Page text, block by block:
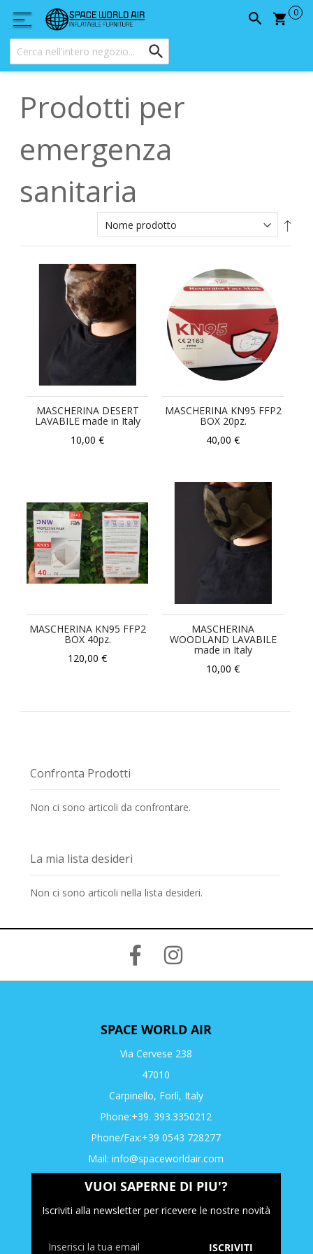
Prodotti per
emergenza
sanitaria
MASCHERINA DESERT
LAVABILE made in Italy
10,00 €
MASCHERINA KN95 FFP2
BOX 20pz.
40,00 €
MASCHERINA KN95 FFP2
BOX 40pz.
120,00 €
MASCHERINA
WOODLAND LAVABILE
made in Italy
10,00 €
Confronta Prodotti
Non ci sono articoli da confrontare.
La mia lista desideri
Non ci sono articoli nella lista desideri.
SPACE WORLD AIR
Via Cervese 238
47010
Carpinello, Forlì, Italy
Phone:+39. 393.3350212
Phone/Fax:+39 0543 728277
Mail: info@spaceworldair.com
VUOI SAPERNE DI PIU'?
Iscriviti alla newsletter per ricevere le nostre novità
ISCRIVITI